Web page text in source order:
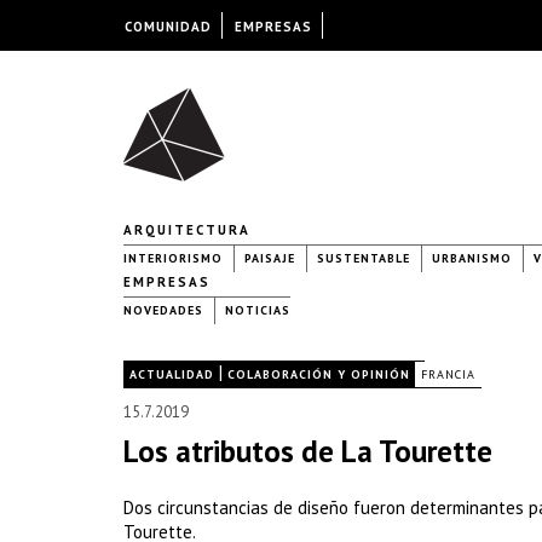
ARQUITECTURA
INTERIORISMO PAISAJE SUSTENTABLE URBANISMO
EMPRESAS
NOVEDADES NOTICIAS
ACTUALIDAD | COLABORACIÓN Y OPINIÓN FRANCIA
15.7.2019
Los atributos de La Tourette
Dos circunstancias de diseño fueron determinantes
Tourette.
COMUNIDAD EMPRESAS